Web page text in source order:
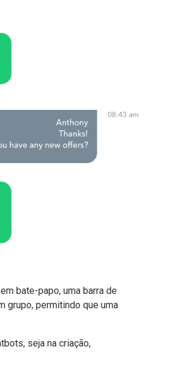
bate-papo, uma barra de
grupo, permitindo que uma
seja na criação,